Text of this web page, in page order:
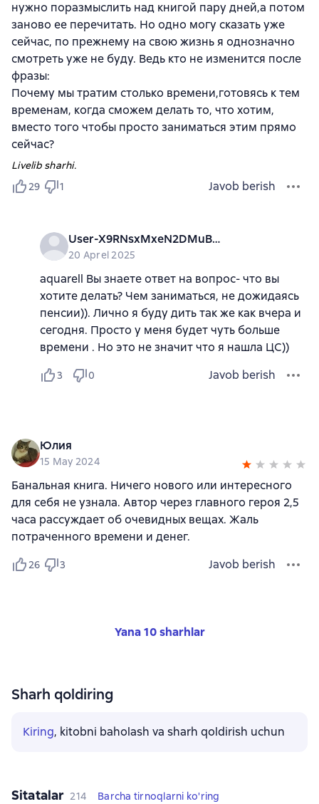
нужно поразмыслить над книгой пару дней,а потом
заново ее перечитать. Но одно могу сказать уже
сейчас, по прежнему на свою жизнь я однозначно
смотреть уже не буду. Ведь кто не изменится после
фразы:
Почему мы тратим столько времени,готовясь к тем
временам, когда сможем делать то, что хотим,
вместо того чтобы просто заниматься этим прямо
сейчас?
Livelib sharhi.
29
1 Javob berish
User-X9RNsxMxeN2DMuBkus7Z5
20 Aprel 2025
aquarell Вы знаете ответ на вопрос- что вы
хотите делать? Чем заниматься, не дожидаясь
пенсии)). Лично я буду дить так же как вчера и
сегодня. Просто у меня будет чуть больше
времени . Но это не значит что я нашла ЦС))
3 0 Javob berish
Юлия
15 May 2024
Банальная книга. Ничего нового или интересного
для себя не узнала. Автор через главного героя 2,5
часа рассуждает об очевидных вещах. Жаль
потраченного времени и денег.
26 3 Javob berish
Yana 10 sharhlar
Sharh qoldiring
Kiring, kitobni baholash va sharh qoldirish uchun
Sitatalar 214 Barcha tirnoqlarni ko'ring